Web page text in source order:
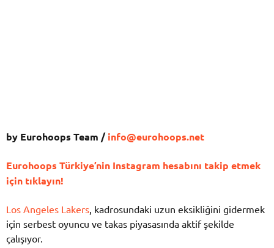
by Eurohoops Team /info@eurohoops.net
Eurohoops Türkiye’nin Instagram hesabını takip etmek
için tıklayın!
Los Angeles Lakers, kadrosundaki uzun eksikliğini gidermek
için serbest oyuncu ve takas piyasasında aktif şekilde
çalışıyor.